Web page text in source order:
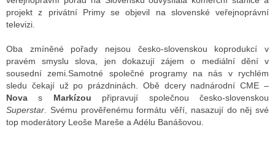
TISK
STÁT BLOGEREM
projekt z privátní Primy se objevil na slovenské veřejnoprávní
televizi.
Oba zmíněné pořady nejsou česko-slovenskou koprodukcí v
pravém smyslu slova, jen dokazují zájem o mediální dění v
sousední zemi.Samotné společné programy na nás v rychlém
sledu čekají už po prázdninách. Obě dcery nadnárodní CME –
Nova s Markízou připravují společnou česko-slovenskou
Superstar . Svému prověřenému formátu věří, nasazují do něj své
top moderátory Leoše Mareše a Adélu Banášovou.